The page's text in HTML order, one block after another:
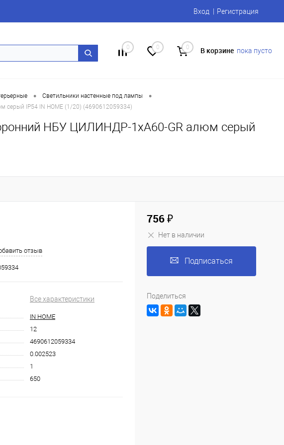
Вход Регистрация
0 0 0 В корзине пока пусто
• Светильники настенные под лампы •
IP54 IN HOME (1/20) (4690612059334)
НБУ ЦИЛИНДР-1xА60-GR алюм серый
отзыв
Все характеристики
IN HOME
12
4690612059334
0.002523
1
650
756 ₽
Нет в наличии
Подписаться
Поделиться